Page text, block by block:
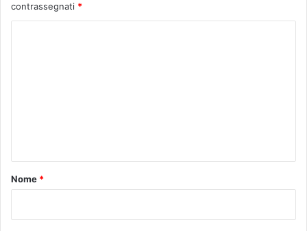
a
C
contrassegnati *
o
Nome *